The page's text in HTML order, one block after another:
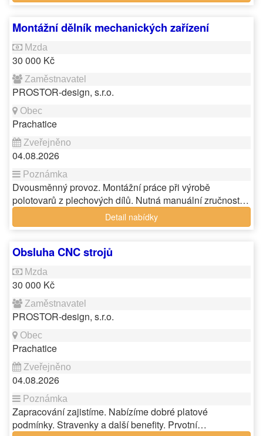
Montážní dělník mechanických zařízení
30 000 Kč
PROSTOR-design, s.r.o.
Prachatice
04.08.2026
Dvousměnný provoz. Montážní práce při výrobě
polotovarů z plechových dílů. Nutná manuální zručnost…
Detail nabídky
Obsluha CNC strojů
30 000 Kč
PROSTOR-design, s.r.o.
Prachatice
04.08.2026
Zapracování zajistíme. Nabízíme dobré platové
podmínky. Stravenky a další benefity. Prvotní…